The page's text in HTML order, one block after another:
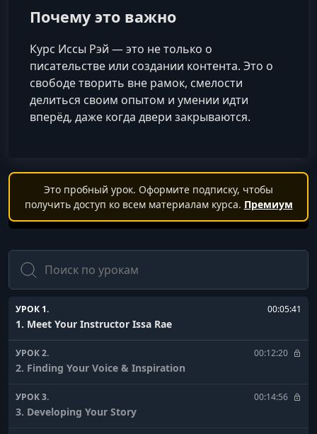
Почему это важно
Курс Иссы Рэй — это не только о
писательстве или создании контента. Это о
свободе творить вне рамок, смелости
делиться своим опытом и умении идти
вперёд, даже когда двери закрываются.
Это пробный урок. Оформите подписку, чтобы
получить доступ ко всем материалам курса. Премиум
Поиск
УРОК 1. 00:05:41
1. Meet Your Instructor Issa Rae
УРОК 2. 00:12:20
2. Finding Your Voice & Inspiration
УРОК 3. 00:14:56
3. Developing Your Story